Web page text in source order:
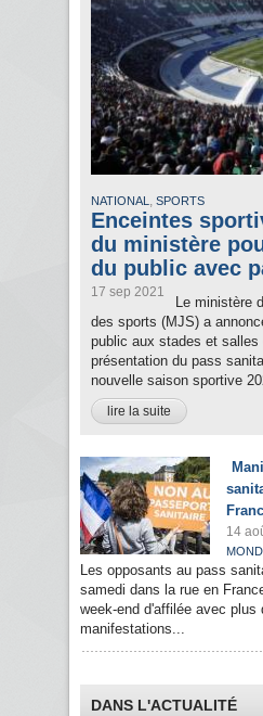
NATIONAL , SPORTS
Enceintes
du ministère
du public avec
17 sep 2021
Le ministère
des sports (MJS) a
public aux stades et salles
présentation du pass
nouvelle saison sportive
lire la suite
14
Les opposants au pass
samedi dans la rue en
week-end d'affilée avec plus
manifestations...
DANS L'ACTUALITÉ